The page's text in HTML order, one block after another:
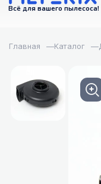
Всё для вашего пылесоса!
Главная —Каталог —